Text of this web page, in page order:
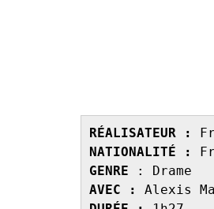
RÉALISATEUR :
NATIONALITÉ :
GENRE
AVEC :